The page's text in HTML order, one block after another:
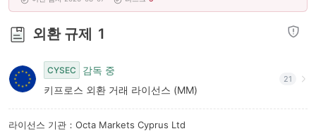
7
8
9
8
9
외환 규제 1
CYSEC
감독 중
키프로스 외환 거래 라이선스 (MM)
21
라이선스 기관：Octa Markets Cyprus Ltd